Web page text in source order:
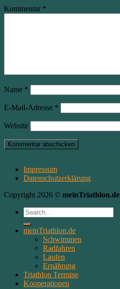
Kommentar *
Name *
E-Mail-Adresse *
Website
Impressum
Datenschutzerklärung
Copyright 2026 © meinTriathlon.de
meinTriathlon.de
Schwimmen
Radfahren
Laufen
Ernährung
Triathlon Termine
Kooperationen